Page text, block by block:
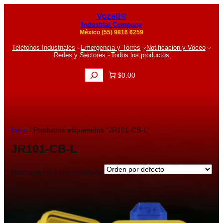
Vozell®
Industrial Company
México (55) 9816 6259
Teléfonos Industriales Emergencia y Torres
Notificación y Voceo
Redes y Sectores
Todos los productos
B
u
$0.00
Inicio / Productos etiquetados “JR101-CB-L”
JR101-CB-L
Mostrando el único resultado